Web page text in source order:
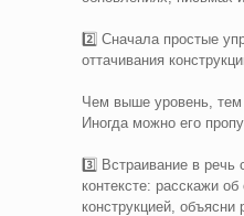
2️⃣ Сначала простые
оттачивания
Чем выше уровень, тем
Иногда можно его
3️⃣ Встраивание в речь
контексте: расскажи
конструкцией,